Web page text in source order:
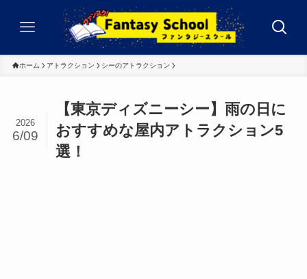
ホーム アトラクション シーのアトラクション
【東京ディズニーシー】雨の日に
おすすめな屋内アトラクション5
選！
2026
6/09